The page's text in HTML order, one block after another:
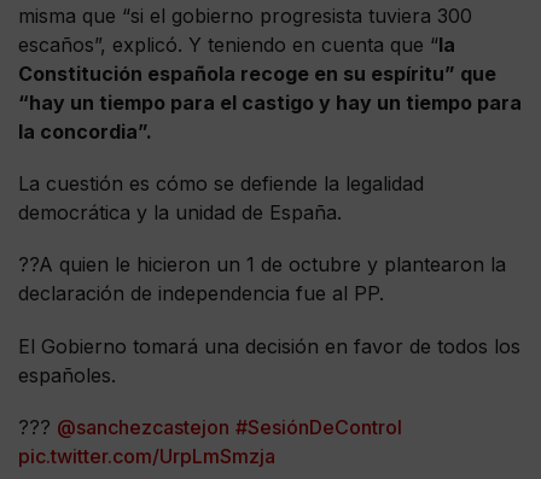
misma que “si el gobierno progresista tuviera 300
escaños”, explicó. Y teniendo en cuenta que “la
Constitución española recoge en su espíritu” que
“hay un tiempo para el castigo y hay un tiempo para
la concordia”.
La cuestión es cómo se defiende la legalidad
democrática y la unidad de España.
??A quien le hicieron un 1 de octubre y plantearon la
declaración de independencia fue al PP.
El Gobierno tomará una decisión en favor de todos los
españoles.
??? @sanchezcastejon #SesiónDeControl
pic.twitter.com/UrpLmSmzja